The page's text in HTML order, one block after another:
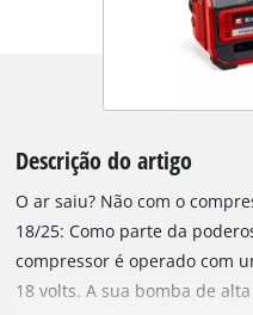
Descrição do artigo
O ar saiu? Não com o
18/25: Como parte da
compressor é operado com
18 volts. A sua bomba de